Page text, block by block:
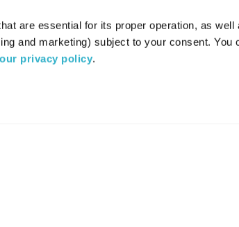
are essential for its proper operation, as
and marketing) subject to your consent. You
our privacy policy.